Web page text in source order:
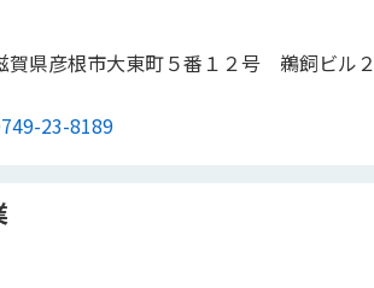
賀県彦根市大東町５番１２号 鵜飼ビル
23-8189